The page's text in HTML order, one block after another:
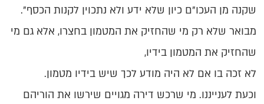
שקנה מן העכו"ם כיון שלא ידע ולא נתכוין לקנות הכסף".
מבואר שלא רק מי שהחזיק את המטמון בחצרו, אלא גם מי
שהחזיק את המטמון בידיו,
לא זכה בו אם לא היה מודע לכך שיש בידיו מטמון.
וכעת לענייננו. מי שרכש דירה מגויים שירשו את הוריהם